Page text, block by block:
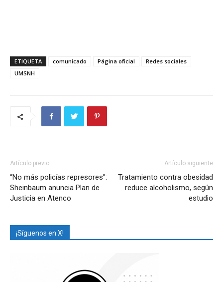
ETIQUETA comunicado Página oficial
Redes sociales
UMSNH
Artículo previo
“No más policías represores”:
Sheinbaum anuncia Plan de
Justicia en Atenco
Artículo siguiente
Tratamiento contra obesidad
reduce alcoholismo, según
estudio
¡Síguenos en X!